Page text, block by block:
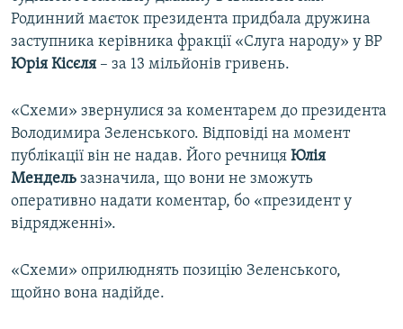
Родинний маєток президента придбала дружина
заступника керівника фракції «Слуга народу» у ВР
Юрія Кісєля – за 13 мільйонів гривень.
«Схеми» звернулися за коментарем до президента
Володимира Зеленського. Відповіді на момент
публікації він не надав. Його речниця Юлія
Мендель зазначила, що вони не зможуть
оперативно надати коментар, бо «президент у
відрядженні».
«Схеми» оприлюднять позицію Зеленського,
щойно вона надійде.